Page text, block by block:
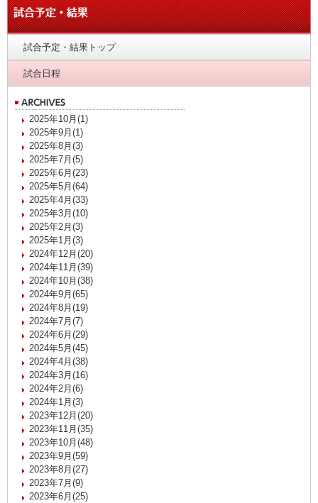
試合予定・結果トップ
試合日程
2025年10月(1)
2025年9月(1)
2025年8月(3)
2025年7月(5)
2025年6月(23)
2025年5月(64)
2025年4月(33)
2025年3月(10)
2025年2月(3)
2025年1月(3)
2024年12月(20)
2024年11月(39)
2024年10月(38)
2024年9月(65)
2024年8月(19)
2024年7月(7)
2024年6月(29)
2024年5月(45)
2024年4月(38)
2024年3月(16)
2024年2月(6)
2024年1月(3)
2023年12月(20)
2023年11月(35)
2023年10月(48)
2023年9月(59)
2023年8月(27)
2023年7月(9)
2023年6月(25)